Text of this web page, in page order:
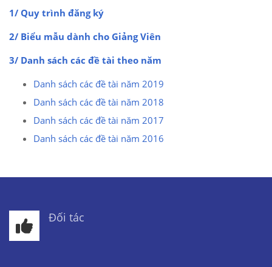
1/ Quy trình đăng ký
2/ Biểu mẫu dành cho Giảng Viên
3/ Danh sách các đề tài theo năm
Danh sách các đề tài năm 2019
Danh sách các đề tài năm 2018
Danh sách các đề tài năm 2017
Danh sách các đề tài năm 2016
Đối tác